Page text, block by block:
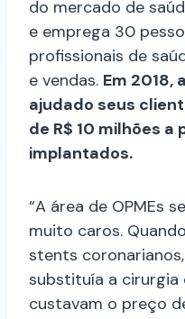
do mercado de
e emprega 30
profissionais de
e vendas. Em 2018,
ajudado seus
de R$ 10 milhões
implantados.
“A área de OPMEs
muito caros.
stents
substituía a cirurgia
custavam o preço